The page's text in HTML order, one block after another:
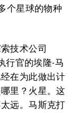
个星球的物种
技术公司
行官的埃隆·马
在为此做出计
里？火星。这
远。马斯克打